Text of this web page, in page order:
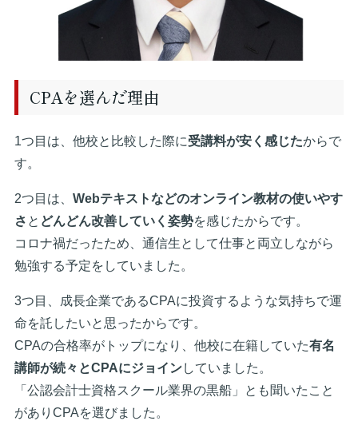
CPAを選んだ理由
1つ目は、他校と比較した際に受講料が安く感じたからで
す。
2つ目は、 Webテキストなどのオンライン教材の使いやす
さ と どんどん改善していく姿勢を感じたからです。
コロナ禍だったため、通信生として仕事と両立しながら
勉強する予定をしていました。
3つ目、成長企業であるCPAに投資するような気持ちで運
命を託したいと思ったからです。
CPAの合格率がトップになり、他校に在籍していた有名
講師が続々とCPAにジョインしていました。
「公認会計士資格スクール業界の黒船」とも聞いたこと
がありCPAを選びました。